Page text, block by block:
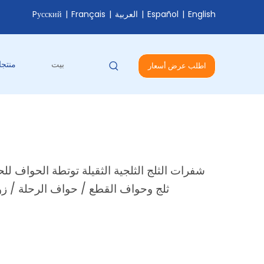
English
|
Español
| العربية |
Français
|
Pусский
بيت اطلب عرض أسعار
شفرات الثلج الثلجية الثقيلة توتطة
ثلج وحواف القطع / حواف الرحلة /